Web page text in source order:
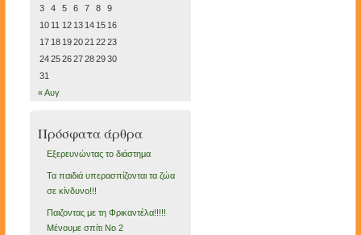
3
4 5 6 7 8
9
10 11 12 13 14 15 16
17 18 192021 2223
24252627282930
31
« Αυγ
Πρόσφατα άρθρα
Εξερευνώντας το διάστημα
Τα παιδιά υπερασπίζονται τα ζώα
σε κίνδυνο!!!
Παιζοντας με τη Φρικαντέλα!!!!!
Μένουμε σπίτι Νο 2